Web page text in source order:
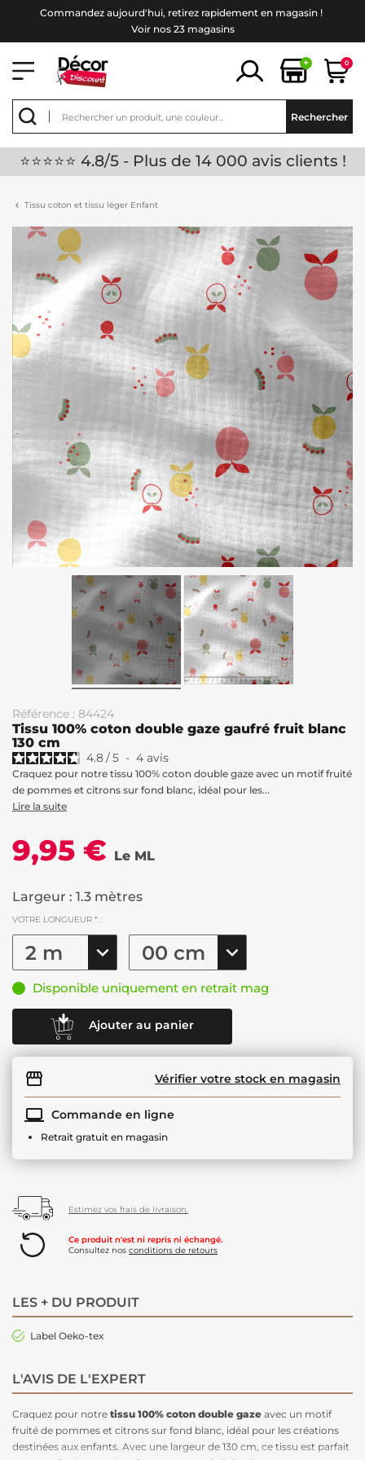
Commandez aujourd'hui, retirez rapidement en magasin !
Voir nos 23 magasins
+ 0
Rechercher
⭐⭐⭐⭐⭐ 4.8/5 - Plus de 14 000 avis clients !
Tissu coton et tissu léger Enfant
Référence : 84424
Tissu 100% coton double gaze gaufré fruit blanc
130 cm
4.8/5 - 4 avis
Craquez pour notre tissu 100% coton double gaze avec un motif fruité
de pommes et citrons sur fond blanc, idéal pour les...
Lire la suite
9,95 € Le ML
Largeur : 1.3 mètres
VOTRE LONGUEUR * :
Disponible uniquement en retrait mag
Ajouter au panier
Vérifier votre stock en magasin
Commande en ligne
Retrait gratuit en magasin
Estimez vos frais de livraison.
Ce produit n'est ni repris ni échangé.
Consultez nos conditions de retours
LES + DU PRODUIT
Label Oeko-tex
L'AVIS DE L'EXPERT
Craquez pour notre tissu 100% coton double gaze avec un motif
fruité de pommes et citrons sur fond blanc, idéal pour les créations
destinées aux enfants. Avec une largeur de 130 cm, ce tissu est parfait